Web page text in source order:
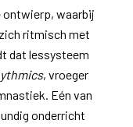
ontwierp, waarbij
ritmisch met
dat lessysteem
, vroeger
Eén van
onderricht